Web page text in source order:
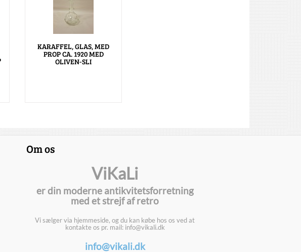
KARAFFEL, GLAS, MED
PROP CA. 1920 MED
OLIVEN-SLI
Om os
ViKaLi
er din moderne antikvitetsforretning
med et strejf af retro
Vi sælger via hjemmeside, og du kan købe hos os ved at
kontakte os pr. mail: info@vikali.dk
info@vikali.dk